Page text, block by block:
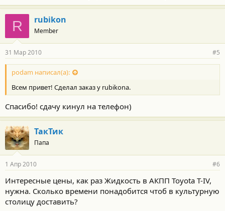
R rubikon
Member
31 Мар 2010 #5
podam написал(а):
Всем привет! Сделал заказ у rubikona.
Спасибо! сдачу кинул на телефон)
ТакТик
Папа
1 Апр 2010 #6
Интересные цены, как раз Жидкость в АКПП Toyota T-IV,
нужна. Сколько времени понадобится чтоб в культурную
столицу доставить?